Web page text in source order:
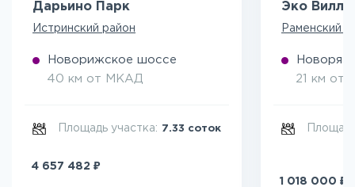
Дарьино Парк
Истринский район
Новорижское шоссе
40 км от МКАД
Площадь участка: 7.33 соток
4 657 482 ₽
Эко
Раменский
21 км от
1 018 000 ₽